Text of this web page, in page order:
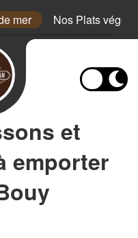
mer Nos Plats
et
emporter